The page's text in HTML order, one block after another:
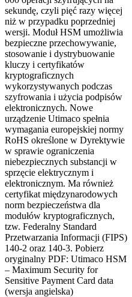
sekundę, czyli pięć razy więcej
niż w przypadku poprzedniej
wersji. Moduł HSM umożliwia
bezpieczne przechowywanie,
stosowanie i dystrybuowanie
kluczy i certyfikatów
kryptograficznych
wykorzystywanych podczas
szyfrowania i użycia podpisów
elektronicznych. Nowe
urządzenie Utimaco spełnia
wymagania europejskiej normy
RoHS określone w Dyrektywie
w sprawie ograniczenia
niebezpiecznych substancji w
sprzęcie elektrycznym i
elektronicznym. Ma również
certyfikat międzynarodowych
norm bezpieczeństwa dla
modułów kryptograficznych,
tzw. Federalny Standard
Przetwarzania Informacji (FIPS)
140-2 oraz 140-3. Pobierz
oryginalny PDF: Utimaco HSM
– Maximum Security for
Sensitive Payment Card data
(wersja angielska)